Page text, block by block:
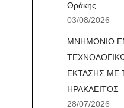
Θράκης
03/08/2026
ΜΝΗΜΟΝΙΟ
ΕΚΤΑΣΗΣ ΜΕ
ΗΡΑΚΛΕΙΤΟΣ
28/07/2026